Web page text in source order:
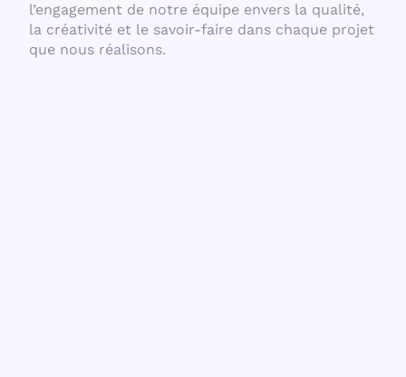
l’engagement de notre équipe envers la qualité,
la créativité et le savoir-faire dans chaque projet
que nous réalisons.